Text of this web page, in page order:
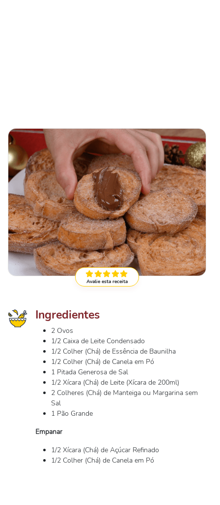
Avalie esta receita
Ingredientes
2 Ovos
1/2 Caixa de Leite Condensado
1/2 Colher (Chá) de Essência de Baunilha
1/2 Colher (Chá) de Canela em Pó
1 Pitada Generosa de Sal
1/2 Xícara (Chá) de Leite (Xícara de 200ml)
2 Colheres (Chá) de Manteiga ou Margarina sem
Sal
1 Pão Grande
Empanar
1/2 Xícara (Chá) de Açúcar Refinado
1/2 Colher (Chá) de Canela em Pó